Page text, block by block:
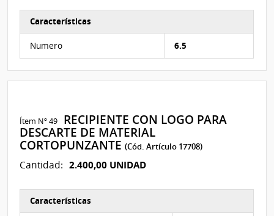
Características del Ítem Nº 226
Características
Numero 6.5
Ítem Nº 49
RECIPIENTE CON LOGO PARA
DESCARTE DE MATERIAL
CORTOPUNZANTE(Cód. Artículo 17708)
Cantidad: 2.400,00 UNIDAD
Características